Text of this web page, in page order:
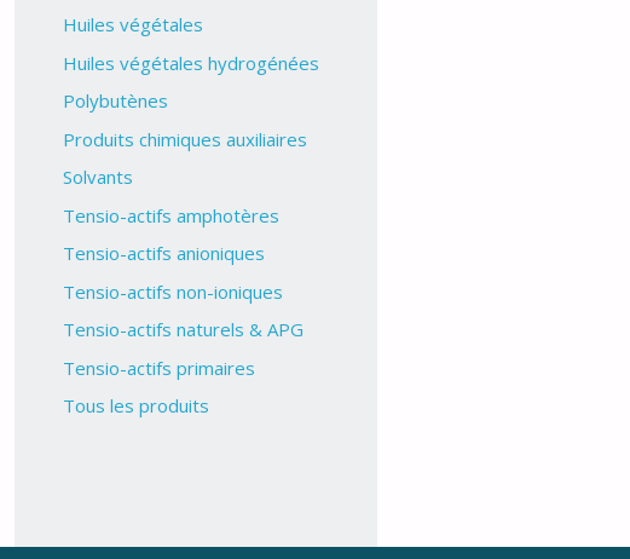
Huiles végétales
Huiles végétales hydrogénées
Polybutènes
Produits chimiques auxiliaires
Solvants
Tensio-actifs amphotères
Tensio-actifs anioniques
Tensio-actifs non-ioniques
Tensio-actifs naturels & APG
Tensio-actifs primaires
Tous les produits